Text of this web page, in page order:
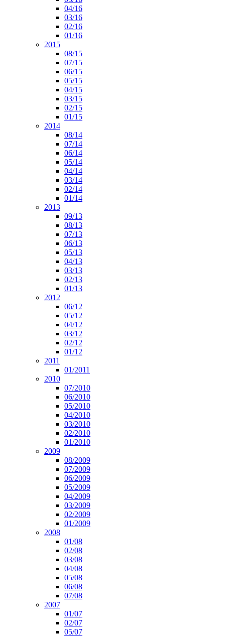
04/16
03/16
02/16
01/16
2015
08/15
07/15
06/15
05/15
04/15
03/15
02/15
01/15
2014
08/14
07/14
06/14
05/14
04/14
03/14
02/14
01/14
2013
09/13
08/13
07/13
06/13
05/13
04/13
03/13
02/13
01/13
2012
06/12
05/12
04/12
03/12
02/12
01/12
2011
01/2011
2010
07/2010
06/2010
05/2010
04/2010
03/2010
02/2010
01/2010
2009
08/2009
07/2009
06/2009
05/2009
04/2009
03/2009
02/2009
01/2009
2008
01/08
02/08
03/08
04/08
05/08
06/08
07/08
2007
01/07
02/07
05/07